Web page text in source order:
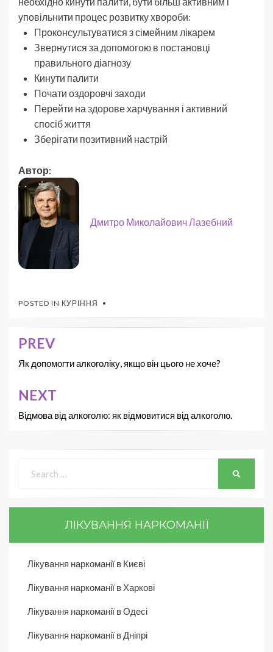
уповільнити процес розвитку хвороби:
Проконсультуватися з сімейним лікарем
Звернутися за допомогою в постановці
правильного діагнозу
Кинути палити
Почати оздоровчі заходи
Перейти на здорове харчування і активний
спосіб життя
Зберігати позитивний настрій
Автор:
Дмитро Миколайович Лазебний
POSTED IN КУРІННЯ
PREV
Як допомогти алкоголіку, якщо він цього не хоче?
NEXT
Відмова від алкоголю: як відмовитися від алкоголю.
ЛІКУВАННЯ НАРКОМАНІЇ
Лікування наркоманії в Києві
Лікування наркоманії в Харкові
Лікування наркоманії в Одесі
Лікування наркоманії в Дніпрі